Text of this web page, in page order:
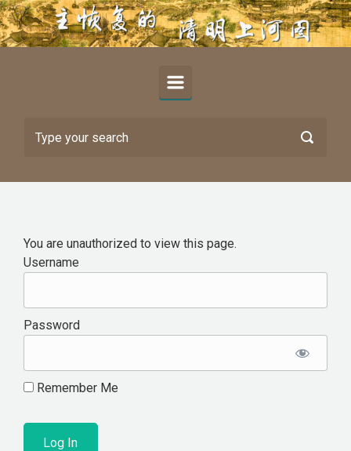
Skip to main content
You are unauthorized to view this page.
Username
Password
Remember Me